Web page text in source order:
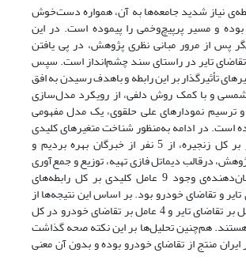
نیاز شدید جامعه‌ها به آن، همواره دست‌خوش
و مسیر پرپیچ‌وخمی را پیموده است. در این
پس از مرور مبانی نظری پژوهش، در پی یافتن
تایر در راستای سند چشم‌انداز است. سپس
تأثیرگذار بر این رابطه و باهدف رسیدن به افق
چشم‌انداز 1404 شمسی و با کمک روش دلفی، از رویکرد مدل‌سازی
ترسیم نمودارهای علی حلقوی، یک مدل مفهومی
است. در ادامه به‌منظور شناخت متغیرهای کلیدی
اثرگذار و اثرپذیر بر کل زنجیره، از 5 نفر از خبرگان بهره بردیم و
درقالب دیماتل فازی تهیه، توزیع و جمع‌آوری
شد. نتیجه‌ها نشان‌دهنده‌ی وجود 9 عامل کلیدی بر کل رابطه‌های
و تقاضای خودرو بود. بر اساس این نتیجه‌ها از
این 9 عامل، 5 عامل بر تقاضای تایر و 4 عامل بر تقاضای خودرو در کل
هستند. هم‌چنین تحلیل‌ها بر این نکته صحه گذاشت
ایران منتج از تقاضای خودرو بوده و بدون آن معنی